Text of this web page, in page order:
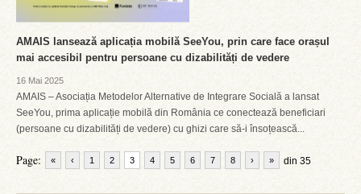
AMAIS lansează aplicația mobilă SeeYou, prin care face orașul
mai accesibil pentru persoane cu dizabilități de vedere
16 Mai 2025
AMAIS – Asociația Metodelor Alternative de Integrare Socială a lansat
SeeYou, prima aplicație mobilă din România ce conectează beneficiari
(persoane cu dizabilități de vedere) cu ghizi care să-i însoțească...
Page: « ‹ 1 2 3 4 5 6 7 8 din 35
› »